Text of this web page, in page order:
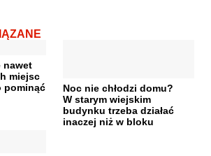
nawet
miejsc
pominąć
Noc nie chłodzi domu?
W starym wiejskim
budynku trzeba działać
inaczej niż w bloku